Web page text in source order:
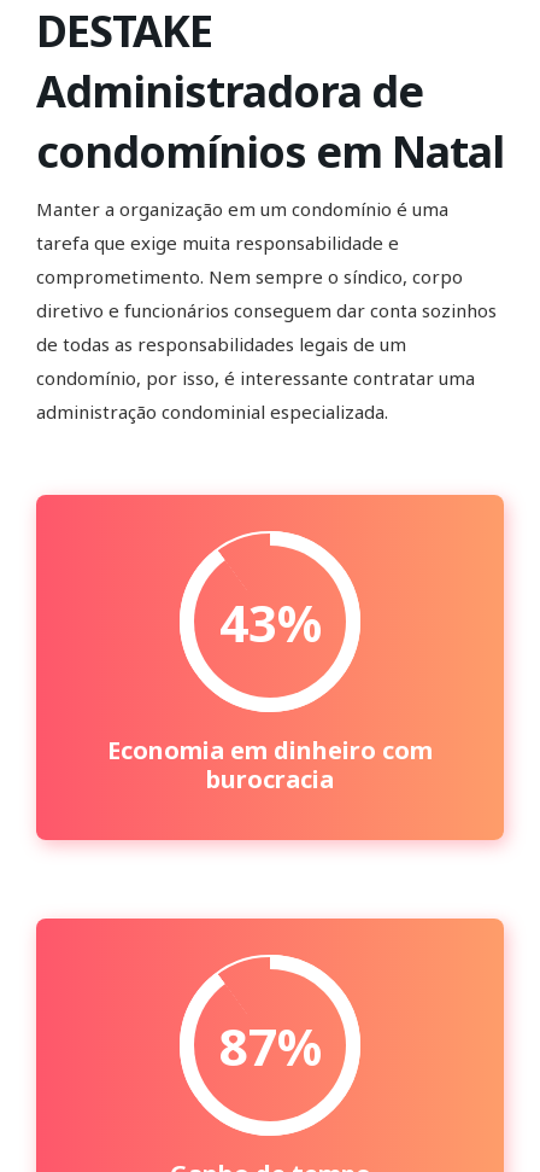
DESTAKE
Administradora de
condomínios em Natal
Manter a organização em um condomínio é uma
tarefa que exige muita responsabilidade e
comprometimento. Nem sempre o síndico, corpo
diretivo e funcionários conseguem dar conta sozinhos
de todas as responsabilidades legais de um
condomínio, por isso, é interessante contratar uma
administração condominial especializada.
43%
Economia em dinheiro com
burocracia
87%